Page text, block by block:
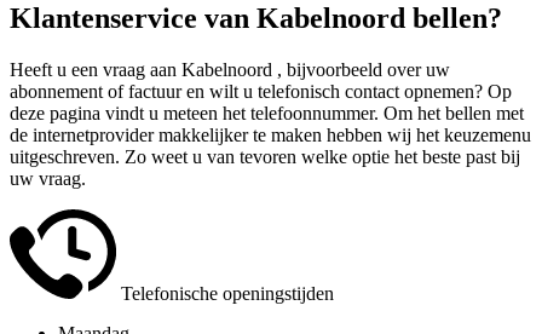
Klantenservice van Kabelnoord bellen?
Heeft u een vraag aan Kabelnoord , bijvoorbeeld over uw
abonnement of factuur en wilt u telefonisch contact opnemen? Op
deze pagina vindt u meteen het telefoonnummer. Om het bellen met
de internetprovider makkelijker te maken hebben wij het keuzemenu
uitgeschreven. Zo weet u van tevoren welke optie het beste past bij
uw vraag.
Telefonische openingstijden